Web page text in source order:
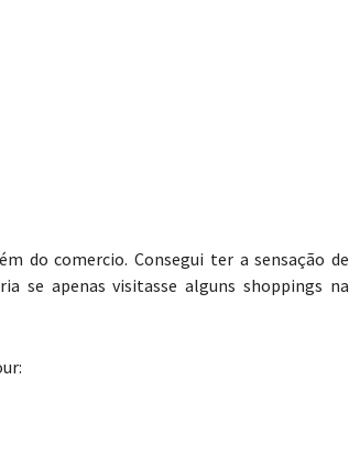
do comercio. Consegui ter a sensação de
se apenas visitasse alguns shoppings na